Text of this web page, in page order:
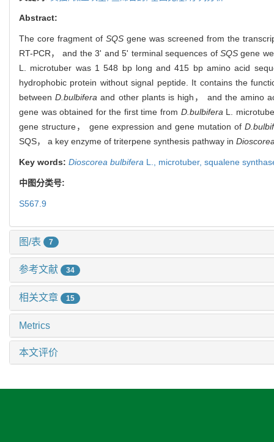
Abstract:
The core fragment of SQSgene was screened from the
RT-PCR， and the 3' and 5' terminal sequences of SQSgene
L. microtuber was 1 548 bp long and 415 bp amino acid
hydrophobic protein without signal peptide. It contains the
betweenD.bulbifera and other plants is high， and the amino
gene was obtained for the first time from D.bulbifera L.
gene structure， gene expression and gene mutation of
SQS， a key enzyme of triterpene synthesis pathway in
Key words: Dioscorea bulbifera L., microtuber, squalene
中图分类号:
S567.9
图/表 7
参考文献 34
相关文章 15
Metrics
本文评价